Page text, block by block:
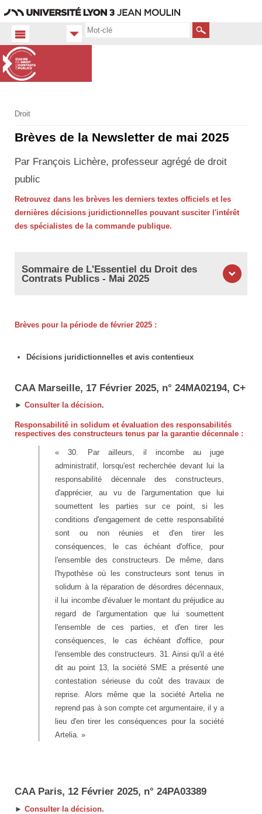
Rechercher
Accueil
Droit
Brèves de la Newsletter de mai 2025
Par François Lichère, professeur agrégé de droit
public
Retrouvez dans les brèves les derniers textes officiels et les
dernières décisions juridictionnelles pouvant susciter l'intérêt
des spécialistes de la commande publique.
Sommaire de L'Essentiel du Droit des
Contrats Publics - Mai 2025
Brèves pour la période de février 2025 :
Décisions juridictionnelles et avis contentieux
CAA Marseille, 17 Février 2025, n° 24MA02194, C+
► Consulter la décision.
Responsabilité in solidum et évaluation des responsabilités
respectives des constructeurs tenus par la garantie décennale :
« 30. Par ailleurs, il incombe au juge
administratif, lorsqu'est recherchée devant lui la
responsabilité décennale des constructeurs,
d'apprécier, au vu de l'argumentation que lui
soumettent les parties sur ce point, si les
conditions d'engagement de cette responsabilité
sont ou non réunies et d'en tirer les
conséquences, le cas échéant d'office, pour
l'ensemble des constructeurs. De même, dans
l'hypothèse où les constructeurs sont tenus in
solidum à la réparation de désordres décennaux,
il lui incombe d'évaluer le montant du préjudice au
regard de l'argumentation que lui soumettent
l'ensemble de ces parties, et d'en tirer les
conséquences, le cas échéant d'office, pour
l'ensemble des constructeurs. 31. Ainsi qu'il a été
dit au point 13, la société SME a présenté une
contestation sérieuse du coût des travaux de
reprise. Alors même que la société Artelia ne
reprend pas à son compte cet argumentaire, il y a
lieu d'en tirer les conséquences pour la société
Artelia. »
CAA Paris, 12 Février 2025, n° 24PA03389
► Consulter la décision.